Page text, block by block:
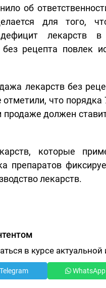
об
для того,
лекарств
рецепта повлек
лекарств без
что порядка
должен
которые
препаратов
лекарств.
в курсе
Telegram WhatsApp